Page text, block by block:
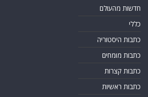
חדשות מהעולם
כללי
כתבות היסטוריה
כתבות מומחים
כתבות קצרות
כתבות ראשיות